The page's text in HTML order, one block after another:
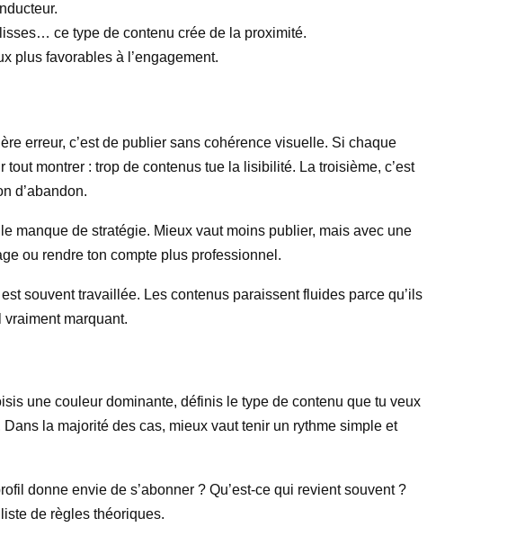
ce type de contenu crée de la proximité.
plus favorables à l’engagement.
erreur, c’est de publier sans cohérence visuelle. Si chaque
montrer : trop de contenus tue la lisibilité. La troisième, c’est
d’abandon.
manque de stratégie. Mieux vaut moins publier, mais avec une
ou rendre ton compte plus professionnel.
souvent travaillée. Les contenus paraissent fluides parce qu’ils
marquant.
une couleur dominante, définis le type de contenu que tu veux
la majorité des cas, mieux vaut tenir un rythme simple et
donne envie de s’abonner ? Qu’est-ce qui revient souvent ?
de règles théoriques.